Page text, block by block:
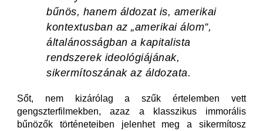
bűnös, hanem áldozat is, amerikai
kontextusban az „amerikai álom”,
általánosságban a kapitalista
rendszerek ideológiájának,
sikermítoszának az áldozata.
Sőt, nem kizárólag a szűk értelemben vett
gengszterfilmekben, azaz a klasszikus immorális
bűnözők történeteiben jelenhet meg a sikermítosz